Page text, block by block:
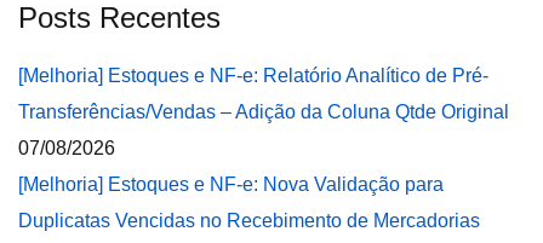
Posts Recentes
[Melhoria] Estoques e NF-e: Relatório Analítico de Pré-
Transferências/Vendas – Adição da Coluna Qtde Original
07/08/2026
[Melhoria] Estoques e NF-e: Nova Validação para
Duplicatas Vencidas no Recebimento de Mercadorias